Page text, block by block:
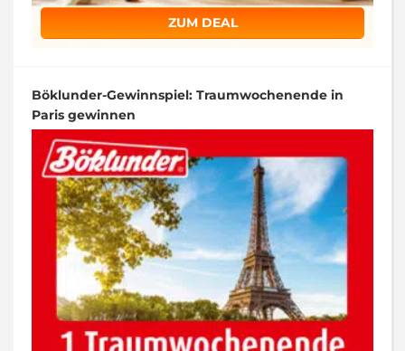
ZUM DEAL
Böklunder-Gewinnspiel: Traumwochenende in
Paris gewinnen